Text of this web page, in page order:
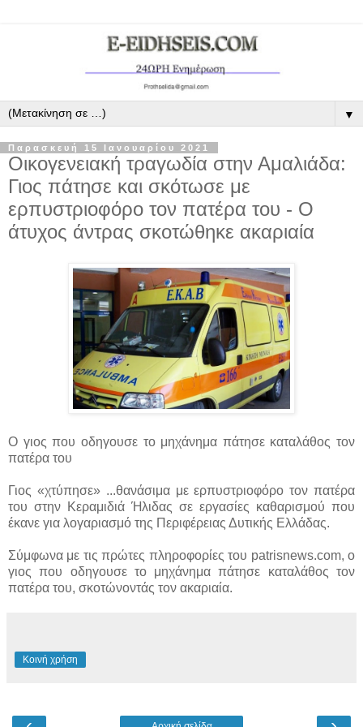
▼
Παρασκευή 15 Ιανουαρίου 2021
Οικογενειακή τραγωδία στην Αμαλιάδα:
Γιος πάτησε και σκότωσε με
ερπυστριοφόρο τον πατέρα του - Ο
άτυχος άντρας σκοτώθηκε ακαριαία
Ο γιος που οδηγουσε το μηχάνημα πάτησε καταλάθος τον
πατέρα του
Γιος «χτύπησε» ...θανάσιμα με ερπυστριοφόρο τον πατέρα
του στην Κεραμιδιά Ήλιδας σε εργασίες καθαρισμού που
έκανε για λογαριασμό της Περιφέρειας Δυτικής Ελλάδας.
Σύμφωνα με τις πρώτες πληροφορίες του patrisnews.com, o
γιος που οδηγουσε το μηχάνημα πάτησε καταλάθος τον
πατέρα του, σκοτώνοντάς τον ακαριαία.
Κοινή χρήση